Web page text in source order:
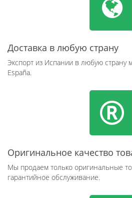
Доставка в любую страну
Экспорт из Испании в любую страну
España.
Оригинальное качество
Мы продаем только оригинальные
гарантийное обслуживание.